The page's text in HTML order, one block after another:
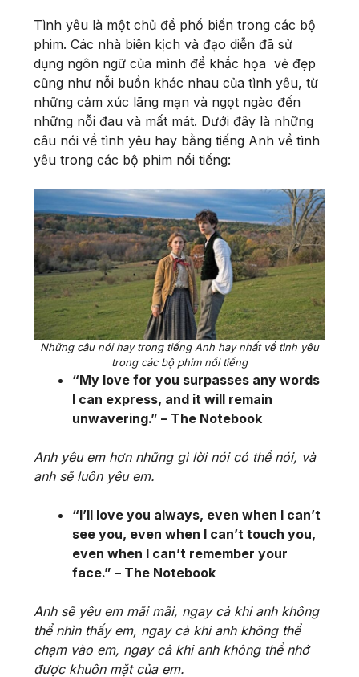
Tình yêu là một chủ đề phổ biến trong các bộ
phim. Các nhà biên kịch và đạo diễn đã sử
dụng ngôn ngữ của mình để khắc họa vẻ đẹp
cũng như nỗi buồn khác nhau của tình yêu, từ
những cảm xúc lãng mạn và ngọt ngào đến
những nỗi đau và mất mát. Dưới đây là những
câu nói về tình yêu hay bằng tiếng Anh về tình
yêu trong các bộ phim nổi tiếng:
Những câu nói hay trong tiếng Anh hay nhất về tình yêu
trong các bộ phim nổi tiếng
“My love for you surpasses any words
I can express, and it will remain
unwavering.” – The Notebook
Anh yêu em hơn những gì lời nói có thể nói, và
anh sẽ luôn yêu em.
“I’ll love you always, even when I can’t
see you, even when I can’t touch you,
even when I can’t remember your
face.” – The Notebook
Anh sẽ yêu em mãi mãi, ngay cả khi anh không
thể nhìn thấy em, ngay cả khi anh không thể
chạm vào em, ngay cả khi anh không thể nhớ
được khuôn mặt của em.